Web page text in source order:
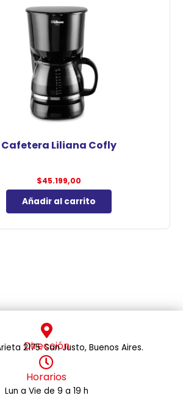
Cafetera Liliana Cofly
$45.199,00
Añadir al carrito
Dirección
2175. San Justo, Buenos Aires.
Horarios
Lun a Vie de 9 a 19 h